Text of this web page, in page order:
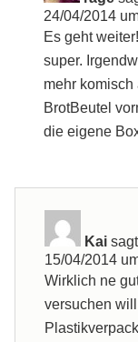
24/04/2014
Es geht
super.
mehr
BrotBeutel
die eigene
Kai
15/04/2014
Wirklich ne
versuchen